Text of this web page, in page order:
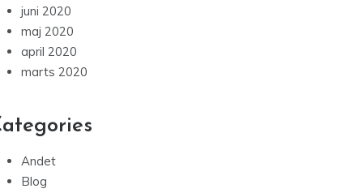
juni 2020
maj 2020
april 2020
marts 2020
Andet
Blog